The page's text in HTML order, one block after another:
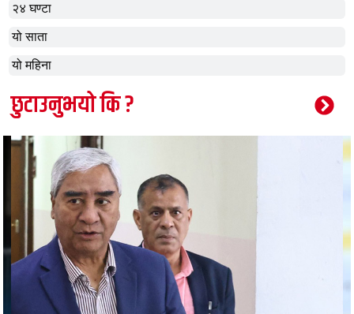
२४ घण्टा
यो साता
यो महिना
छुटाउनुभयो कि ?